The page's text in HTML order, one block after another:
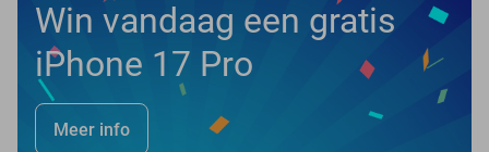
Win vandaag een gratis
iPhone 17 Pro
Meer info